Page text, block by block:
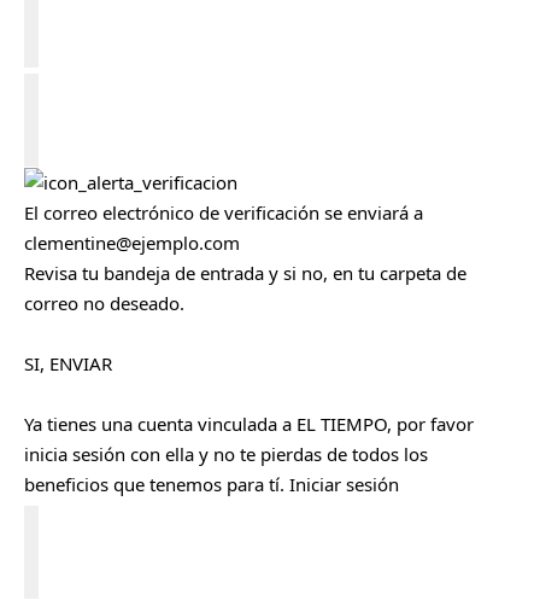
El correo electrónico de verificación se enviará a
clementine@ejemplo.com
Revisa tu bandeja de entrada y si no, en tu carpeta de
correo no deseado.
SI, ENVIAR
Ya tienes una cuenta vinculada a EL TIEMPO, por favor
inicia sesión con ella y no te pierdas de todos los
beneficios que tenemos para tí. Iniciar sesión